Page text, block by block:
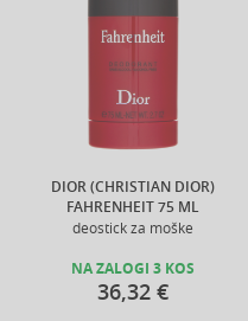
DIOR (CHRISTIAN DIOR)
FAHRENHEIT 75 ML
deostick za moške
NA ZALOGI 3 KOS
36,32 €